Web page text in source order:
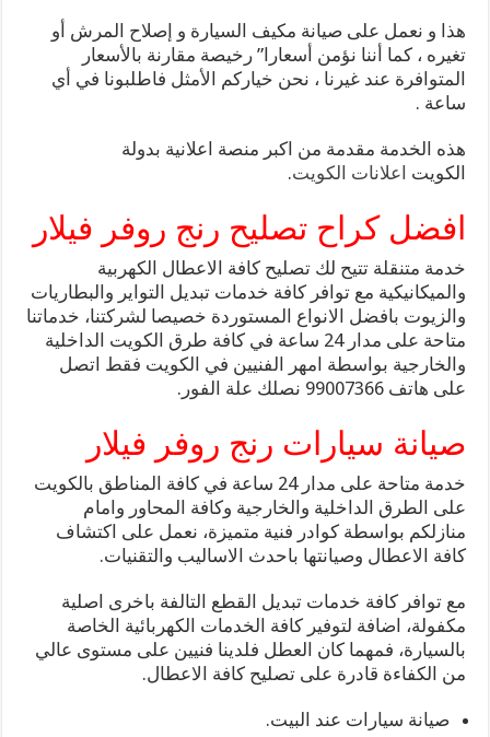
هذا و نعمل على صيانة مكيف السيارة و إصلاح المرش أو
تغيره ، كما أننا نؤمن أسعارا” رخيصة مقارنة بالأسعار
المتوافرة عند غيرنا ، نحن خياركم الأمثل فاطلبونا في أي
ساعة .
هذه الخدمة مقدمة من اكبر منصة اعلانية بدولة
الكويت اعلانات الكويت.
افضل كراح تصليح رنج روفر فيلار
خدمة متنقلة تتيح لك تصليح كافة الاعطال الكهربية
والميكانيكية مع توافر كافة خدمات تبديل التواير والبطاريات
والزيوت بافضل الانواع المستوردة خصيصا لشركتنا، خدماتنا
متاحة على مدار 24 ساعة في كافة طرق الكويت الداخلية
والخارجية بواسطة امهر الفنيين في الكويت فقط اتصل
على هاتف 99007366 نصلك علة الفور.
صيانة سيارات رنج روفر فيلار
خدمة متاحة على مدار 24 ساعة في كافة المناطق بالكويت
على الطرق الداخلية والخارجية وكافة المحاور وامام
منازلكم بواسطة كوادر فنية متميزة، نعمل على اكتشاف
كافة الاعطال وصيانتها باحدث الاساليب والتقنيات.
مع توافر كافة خدمات تبديل القطع التالفة باخرى اصلية
مكفولة، اضافة لتوفير كافة الخدمات الكهربائية الخاصة
بالسيارة، فمهما كان العطل فلدينا فنيين على مستوى عالي
من الكفاءة قادرة على تصليح كافة الاعطال.
صيانة سيارات عند البيت.